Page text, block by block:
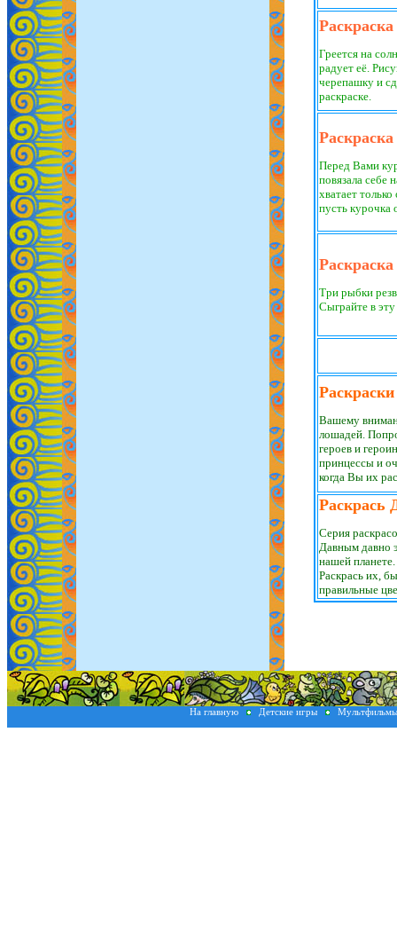
Греется на
радует её.
черепашку и
раскраске.
Перед Вами
повязала себе
хватает
пусть курочка
Три рыбки
Сыграйте в
Вашему
лошадей.
героев и
принцессы и
когда Вы их
Раскрась
Серия
Давным давно
нашей
Раскрась их,
правильные
На главную Детские игры Мультфильмы